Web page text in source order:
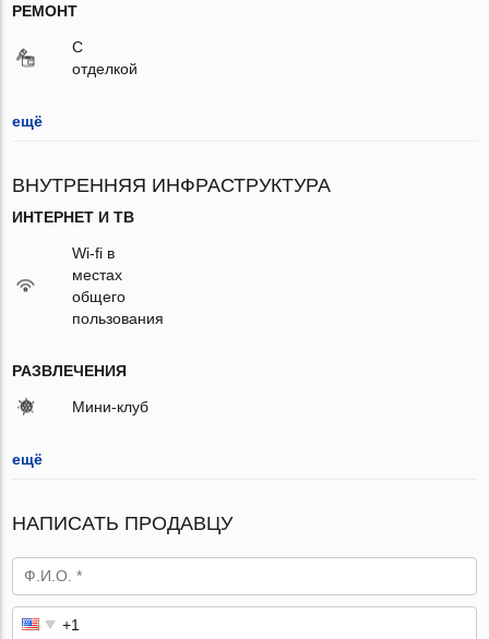
РЕМОНТ
С
отделкой
ещё
ВНУТРЕННЯЯ ИНФРАСТРУКТУРА
ИНТЕРНЕТ И ТВ
Wi-fi в
местах
общего
пользования
РАЗВЛЕЧЕНИЯ
Мини-клуб
ещё
НАПИСАТЬ ПРОДАВЦУ